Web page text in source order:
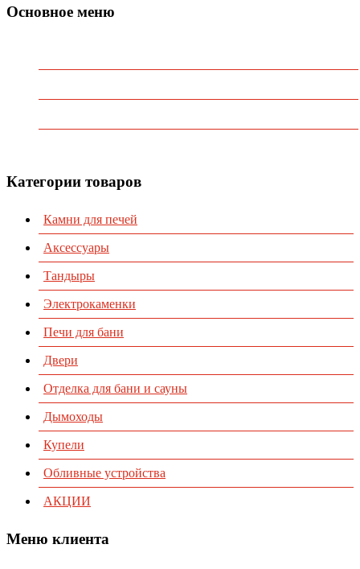
Основное меню
Категории товаров
Камни для печей
Аксессуары
Тандыры
Электрокаменки
Печи для бани
Двери
Отделка для бани и сауны
Дымоходы
Купели
Обливные устройства
АКЦИИ
Меню клиента